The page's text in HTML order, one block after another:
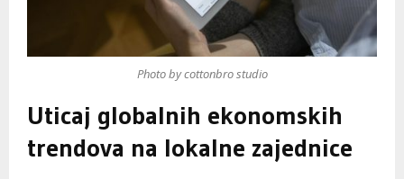
Photo by cottonbro studio
Uticaj globalnih ekonomskih
trendova na lokalne zajednice